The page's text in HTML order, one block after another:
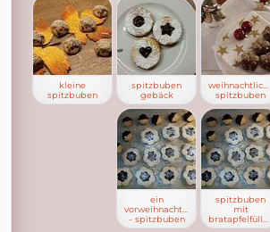
kleine
spitzbuben
spitzbuben
gebäck
weihnachtliche
spitzbuben
ein
vorweihnachtstraum
- spitzbuben
spitzbuben
mit